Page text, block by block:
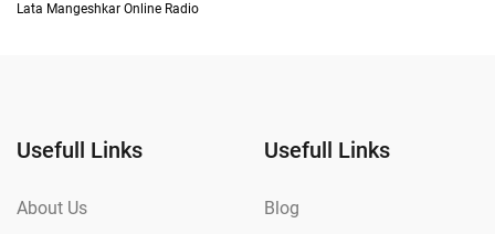
Lata Mangeshkar Online Radio
Usefull Links
About Us
Usefull Links
Blog